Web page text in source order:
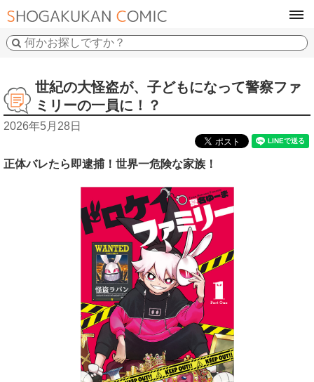
世紀の大怪盗が、子どもになって警察ファ
ミリーの一員に！？
2026年5月28日
正体バレたら即逮捕！世界一危険な家族！